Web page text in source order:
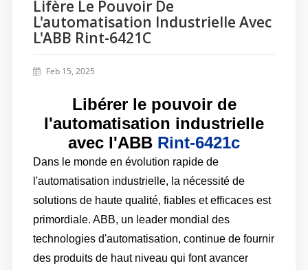
Lifère Le Pouvoir De
L'automatisation Industrielle Avec
L'ABB Rint-6421C
Feb 15, 2025
Libérer le pouvoir de
l'automatisation industrielle
avec l'ABB Rint-6421c
Dans le monde en évolution rapide de
l'automatisation industrielle, la nécessité de
solutions de haute qualité, fiables et efficaces est
primordiale. ABB, un leader mondial des
technologies d'automatisation, continue de fournir
des produits de haut niveau qui font avancer